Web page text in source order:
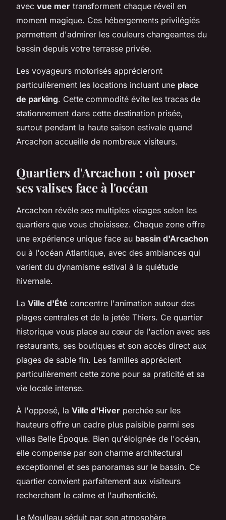
avec vue mer transforment chaque réveil en
moment magique. Ces hébergements privilégiés
permettent d'admirer les couleurs changeantes du
bassin depuis votre terrasse privée.
Les voyageurs motorisés apprécieront
particulièrement les locations incluant une place
de parking. Cette commodité évite les tracas de
stationnement dans cette destination prisée,
surtout pendant la haute saison estivale quand
Arcachon accueille de nombreux visiteurs.
Quartiers d'Arcachon : où poser
ses valises face à l'océan
Arcachon révèle ses multiples visages selon les
quartiers que vous choisissez. Chaque zone offre
une expérience unique face au bassin d'Arcachon
ou à l'océan Atlantique, avec des ambiances qui
varient du dynamisme estival à la quiétude
hivernale.
La Ville d'Été concentre l'animation autour des
plages centrales et de la jetée Thiers. Ce quartier
historique vous place au cœur de l'action avec ses
restaurants, ses boutiques et son accès direct aux
plages de sable fin. Les familles apprécient
particulièrement cette zone pour sa praticité et sa
vie locale intense.
À l'opposé, la Ville d'Hiver perchée sur les
hauteurs offre un cadre plus paisible parmi ses
villas Belle Époque. Bien qu'éloignée de l'océan,
elle compense par son charme architectural
exceptionnel et ses panoramas sur le bassin. Ce
quartier convient parfaitement aux visiteurs
recherchant le calme et l'authenticité.
Le Moulleau séduit par son atmosphère